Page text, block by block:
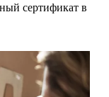
сертификат в